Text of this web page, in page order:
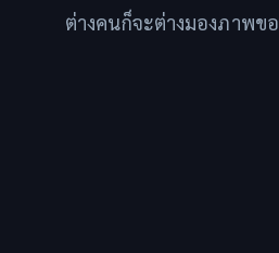
ต่างคนก็จะต่างมองภาพข